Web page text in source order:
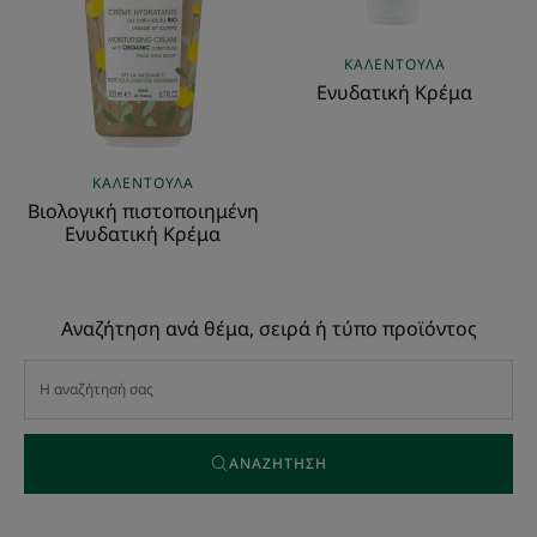
ΚΑΛΈΝΤΟΥΛΑ
Βιολογική πιστοποιημένη
Ενυδατική Κρέμα
ΚΑΛΈΝΤΟΥΛΑ
Ενυδατική Κρέμα
Αναζήτηση ανά θέμα, σειρά ή τύπο προϊόντος
ΑΝΑΖΉΤΗΣΗ